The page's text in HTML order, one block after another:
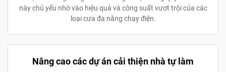
này chủ yếu nhờ vào hiệu quả và công suất vượt trội của các
loại cưa đa năng chạy điện.
Nâng cao các dự án cải thiện nhà tự làm